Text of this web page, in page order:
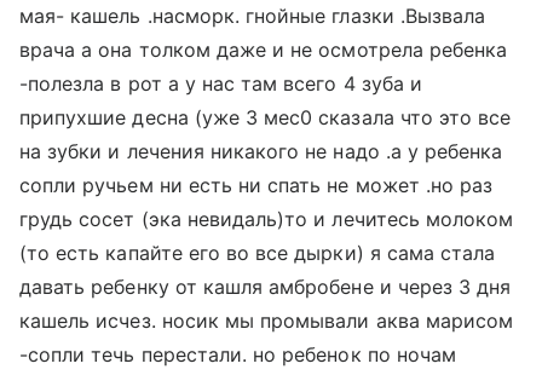
мая- кашель .насморк. гнойные глазки .Вызвала
врача а она толком даже и не осмотрела ребенка
-полезла в рот а у нас там всего 4 зуба и
припухшие десна (уже 3 мес0 сказала что это все
на зубки и лечения никакого не надо .а у ребенка
сопли ручьем ни есть ни спать не может .но раз
грудь сосет (эка невидаль)то и лечитесь молоком
(то есть капайте его во все дырки) я сама стала
давать ребенку от кашля амбробене и через 3 дня
кашель исчез. носик мы промывали аква марисом
-сопли течь перестали. но ребенок по ночам